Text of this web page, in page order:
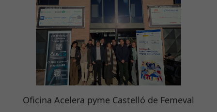
Oficina Acelera pyme Castelló de Femeval